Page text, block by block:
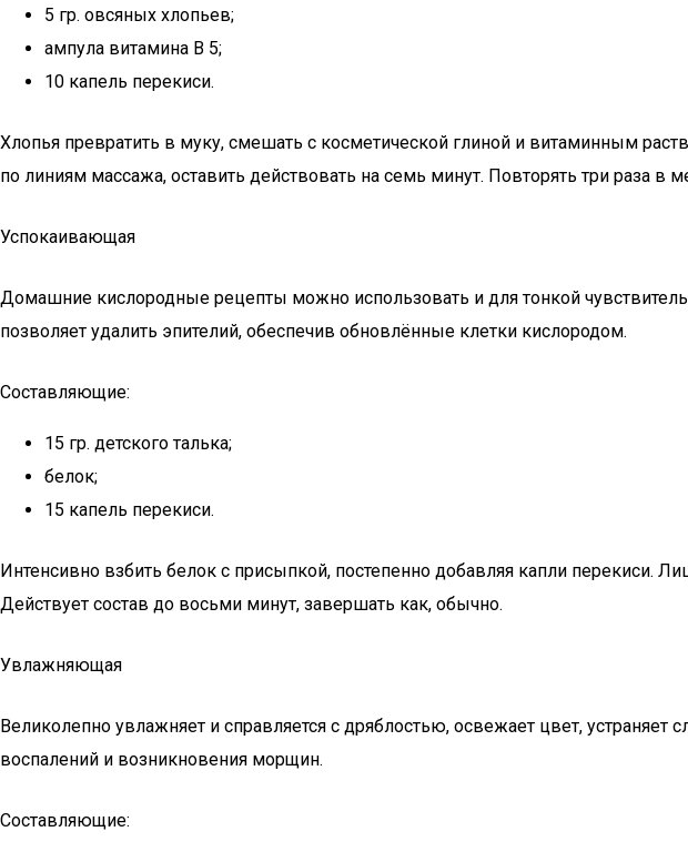
5 гр. овсяных хлопьев;
ампула витамина В 5;
10 капель перекиси.
Хлопья превратить в муку, смешать с косметической глиной и витаминным
по линиям массажа, оставить действовать на семь минут. Повторять три раза в
Успокаивающая
Домашние кислородные рецепты можно использовать и для тонкой
позволяет удалить эпителий, обеспечив обновлённые клетки кислородом.
Составляющие:
15 гр. детского талька;
белок;
15 капель перекиси.
Интенсивно взбить белок с присыпкой, постепенно добавляя капли перекиси.
Действует состав до восьми минут, завершать как, обычно.
Увлажняющая
Великолепно увлажняет и справляется с дряблостью, освежает цвет,
воспалений и возникновения морщин.
Составляющие: